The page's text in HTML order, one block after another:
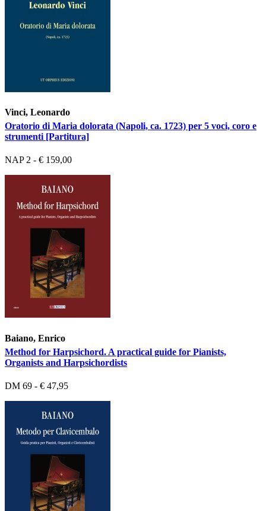
Vinci, Leonardo
Oratorio di Maria dolorata (Napoli, ca. 1723) per 5 voci, coro e
strumenti [Partitura]
NAP 2 - € 159,00
Baiano, Enrico
Method for Harpsichord. A practical guide for Pianists,
Organists and Harpsichordists
DM 69 - € 47,95